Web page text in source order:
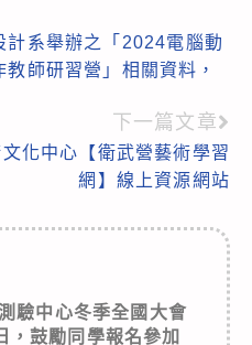
計系舉辦之「2024電腦動
師研習營」相關資料，
下一篇文章
化中心【衛武營藝術學習
網】線上資源網站
驗中心冬季全國大會
鼓勵同學報名參加